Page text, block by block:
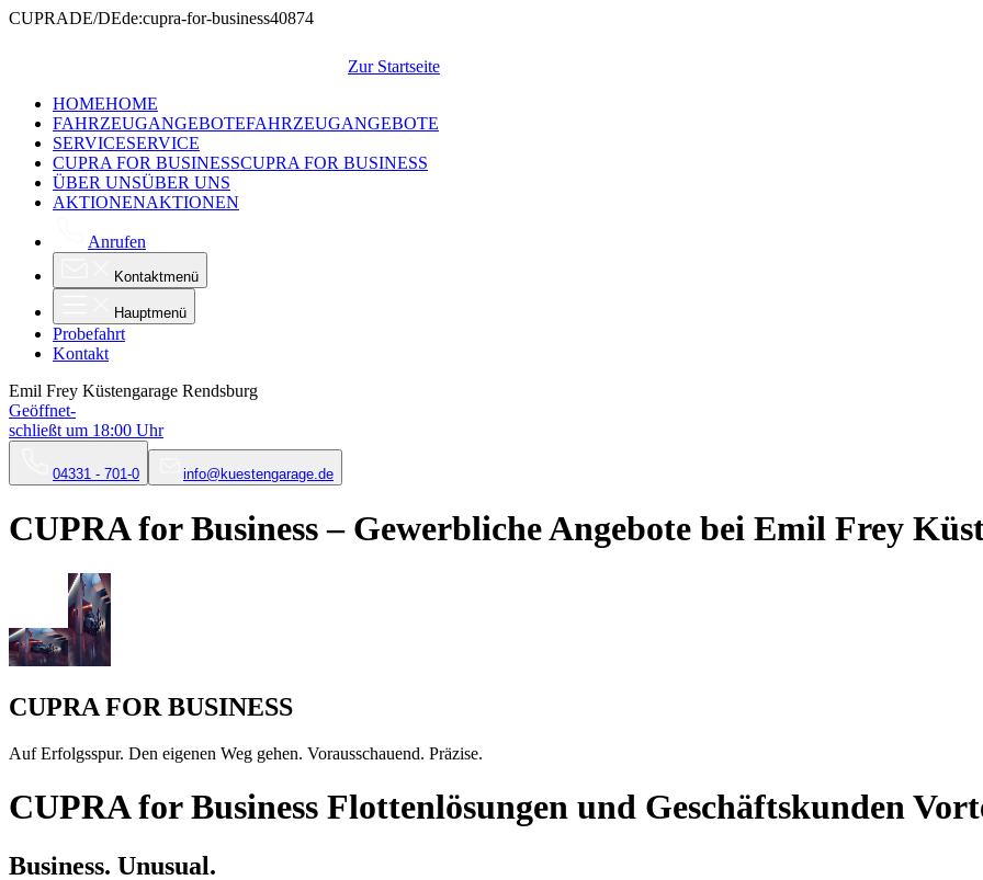
CUPRADE/DEde:cupra-for-business40874
Zur Startseite
HOMEHOME
FAHRZEUGANGEBOTEFAHRZEUGANGEBOTE
SERVICESERVICE
CUPRA FOR BUSINESSCUPRA FOR BUSINESS
ÜBER UNSÜBER UNS
AKTIONENAKTIONEN
Anrufen
Kontaktmenü
Hauptmenü
Probefahrt
Kontakt
Emil Frey Küstengarage Rendsburg
Geöffnet-
schließt um 18:00 Uhr
04331 - 701-0 info@kuestengarage.de
CUPRA for Business – Gewerbliche Angebote bei Emil Frey
CUPRA FOR BUSINESS
Auf Erfolgsspur. Den eigenen Weg gehen. Vorausschauend. Präzise.
CUPRA for Business Flottenlösungen und Geschäftskunden
Business. Unusual.